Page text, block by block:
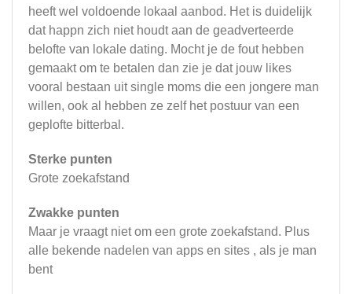
heeft wel voldoende lokaal aanbod. Het is duidelijk
dat happn zich niet houdt aan de geadverteerde
belofte van lokale dating. Mocht je de fout hebben
gemaakt om te betalen dan zie je dat jouw likes
vooral bestaan uit single moms die een jongere man
willen, ook al hebben ze zelf het postuur van een
geplofte bitterbal.
Sterke punten
Grote zoekafstand
Zwakke punten
Maar je vraagt niet om een grote zoekafstand. Plus
alle bekende nadelen van apps en sites , als je man
bent